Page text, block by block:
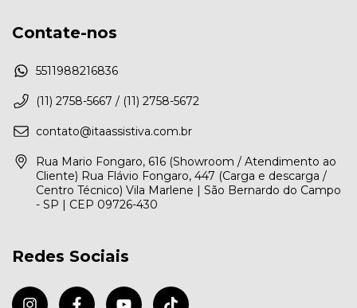
Contate-nos
5511988216836
(11) 2758-5667 / (11) 2758-5672
contato@itaassistiva.com.br
Rua Mario Fongaro, 616 (Showroom / Atendimento ao
Cliente) Rua Flávio Fongaro, 447 (Carga e descarga /
Centro Técnico) Vila Marlene | São Bernardo do Campo
- SP | CEP 09726-430
Redes Sociais